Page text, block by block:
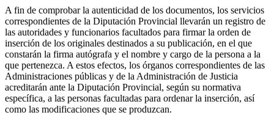
A fin de comprobar la autenticidad de los documentos, los servicios
correspondientes de la Diputación Provincial llevarán un registro de
las autoridades y funcionarios facultados para firmar la orden de
inserción de los originales destinados a su publicación, en el que
constarán la firma autógrafa y el nombre y cargo de la persona a la
que pertenezca. A estos efectos, los órganos correspondientes de las
Administraciones públicas y de la Administración de Justicia
acreditarán ante la Diputación Provincial, según su normativa
específica, a las personas facultadas para ordenar la inserción, así
como las modificaciones que se produzcan.